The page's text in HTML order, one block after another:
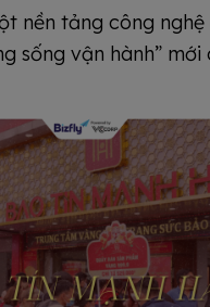
nền tảng công nghệ
sống vận hành” mới